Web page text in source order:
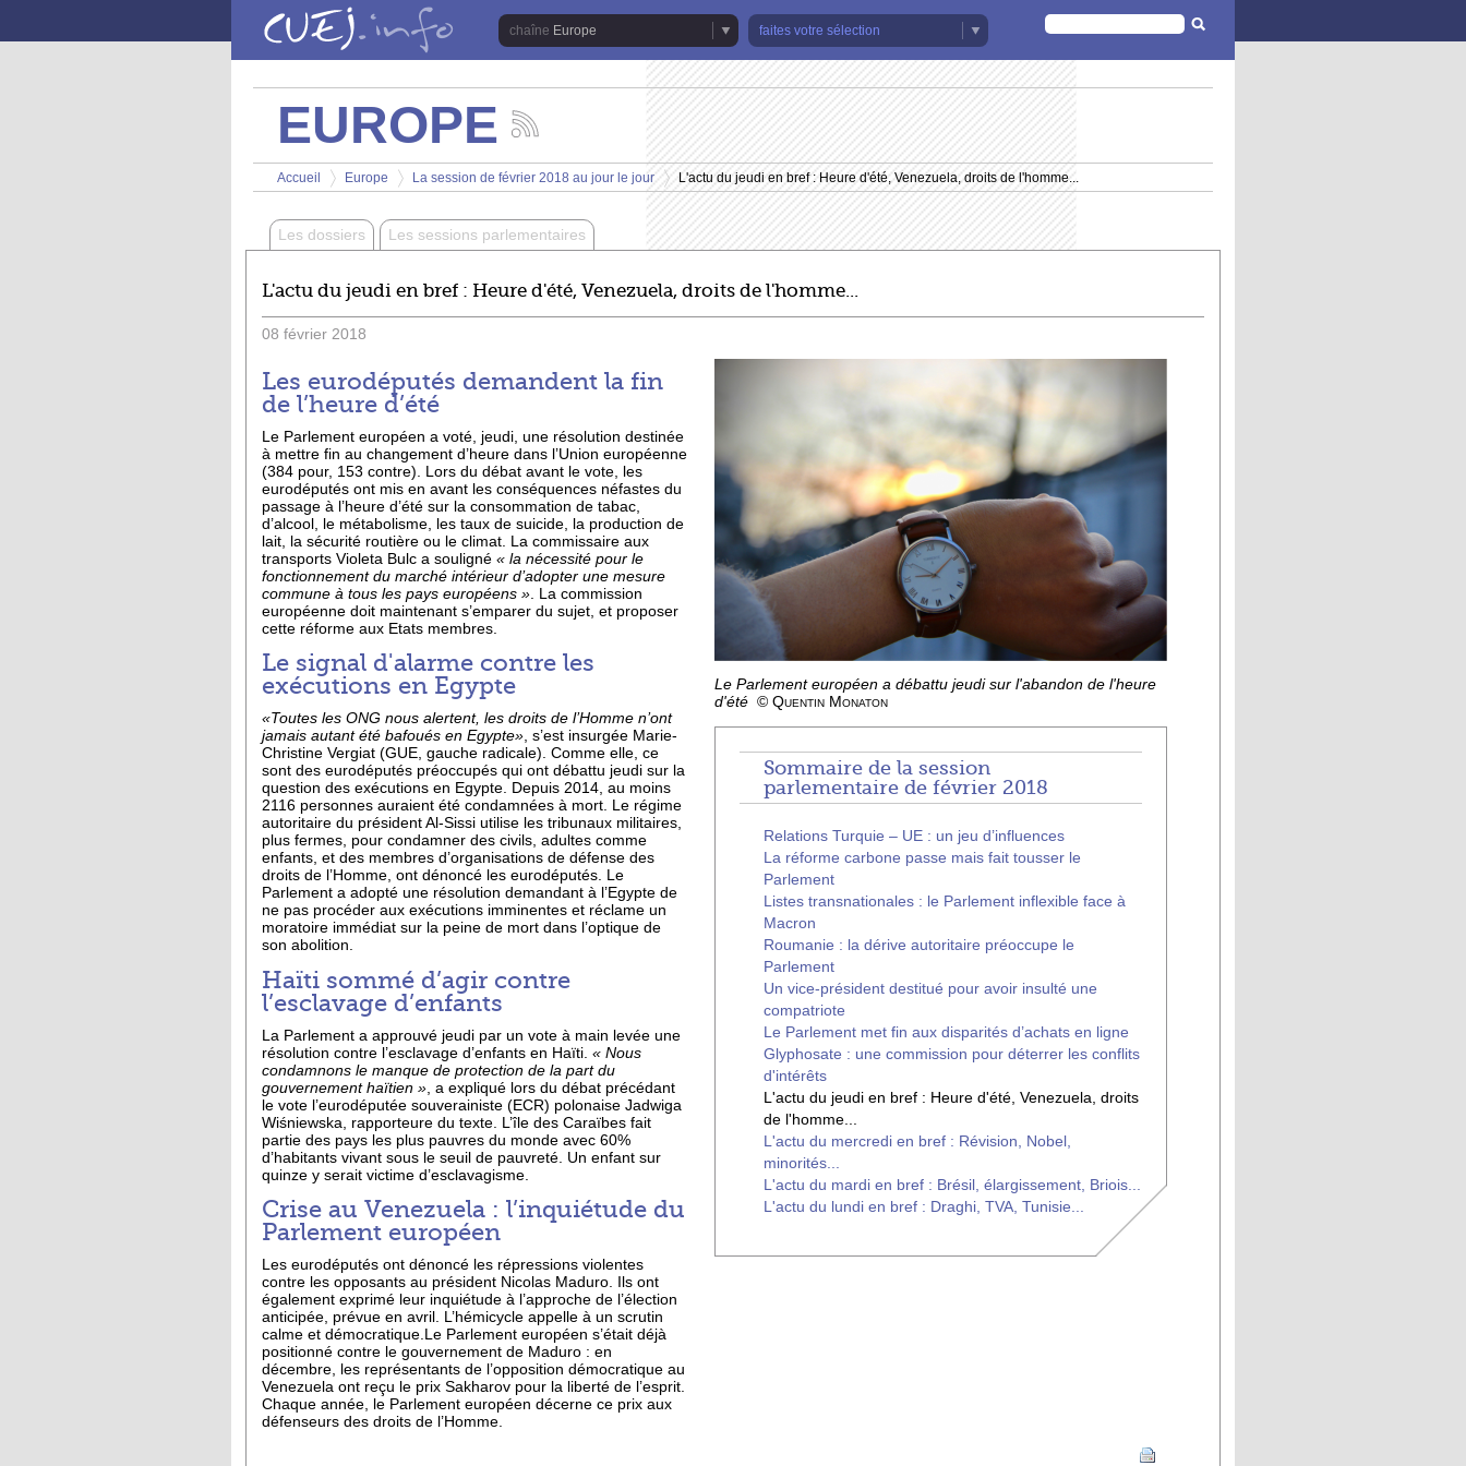
Europe
faites votre sélection
FORMULAIRE
DE
RECHERCHE
EUROPE
les
actualités
de
chaîne
Europe
Vous êtes ici
Accueil
>
Europe
>
La session de février 2018 au jour le jour
>
L'actu du jeudi en bref : Heure d'été, Venezuela, droits de l'homme...
Les dossiers Les sessions parlementaires
L'actu du jeudi en bref : Heure d'été, Venezuela, droits de l'homme...
08 février 2018
Les eurodéputés demandent la fin
de l’heure d’été
Le Parlement européen a voté, jeudi, une résolution destinée
à mettre fin au changement d’heure dans l’Union européenne
(384 pour, 153 contre). Lors du débat avant le vote, les
eurodéputés ont mis en avant les conséquences néfastes du
passage à l’heure d’été sur la consommation de tabac,
d’alcool, le métabolisme, les taux de suicide, la production de
lait, la sécurité routière ou le climat. La commissaire aux
transports Violeta Bulc a souligné « la nécessité pour le
fonctionnement du marché intérieur d’adopter une mesure
commune à tous les pays européens » . La commission
européenne doit maintenant s’emparer du sujet, et proposer
cette réforme aux Etats membres.
Le signal d'alarme contre les
exécutions en Egypte
«Toutes les ONG nous alertent, les droits de l’Homme n’ont
jamais autant été bafoués en Egypte», s’est insurgée Marie-
Christine Vergiat (GUE, gauche radicale). Comme elle, ce
sont des eurodéputés préoccupés qui ont débattu jeudi sur la
question des exécutions en Egypte. Depuis 2014, au moins
2116 personnes auraient été condamnées à mort. Le régime
autoritaire du président Al-Sissi utilise les tribunaux militaires,
plus fermes, pour condamner des civils, adultes comme
enfants, et des membres d’organisations de défense des
droits de l’Homme, ont dénoncé les eurodéputés. Le
Parlement a adopté une résolution demandant à l’Egypte de
ne pas procéder aux exécutions imminentes et réclame un
moratoire immédiat sur la peine de mort dans l’optique de
son abolition.
Haïti sommé d’agir contre
l’esclavage d’enfants
La Parlement a approuvé jeudi par un vote à main levée une
résolution contre l’esclavage d’enfants en Haïti. « Nous
condamnons le manque de protection de la part du
gouvernement haïtien » , a expliqué lors du débat précédant
le vote l’eurodéputée souverainiste (ECR) polonaise Jadwiga
Wiśniewska, rapporteure du texte. L’île des Caraïbes fait
partie des pays les plus pauvres du monde avec 60%
d’habitants vivant sous le seuil de pauvreté. Un enfant sur
quinze y serait victime d’esclavagisme.
Crise au Venezuela : l’inquiétude du
Parlement européen
Les eurodéputés ont dénoncé les répressions violentes
contre les opposants au président Nicolas Maduro. Ils ont
également exprimé leur inquiétude à l’approche de l’élection
anticipée, prévue en avril. L’hémicycle appelle à un scrutin
calme et démocratique.Le Parlement européen s’était déjà
positionné contre le gouvernement de Maduro : en
décembre, les représentants de l’opposition démocratique au
Venezuela ont reçu le prix Sakharov pour la liberté de l’esprit.
Chaque année, le Parlement européen décerne ce prix aux
défenseurs des droits de l’Homme.
Le Parlement européen a débattu jeudi sur l'abandon de l'heure
d'été © Quentin Monaton
Sommaire de la session
parlementaire de février 2018
Relations Turquie – UE : un jeu d’influences
La réforme carbone passe mais fait tousser le
Parlement
Listes transnationales : le Parlement inflexible face à
Macron
Roumanie : la dérive autoritaire préoccupe le
Parlement
Un vice-président destitué pour avoir insulté une
compatriote
Le Parlement met fin aux disparités d’achats en ligne
Glyphosate : une commission pour déterrer les conflits
d'intérêts
L'actu du jeudi en bref : Heure d'été, Venezuela, droits
de l'homme...
L'actu du mercredi en bref : Révision, Nobel,
minorités...
L'actu du mardi en bref : Brésil, élargissement, Briois...
L'actu du lundi en bref : Draghi, TVA, Tunisie...